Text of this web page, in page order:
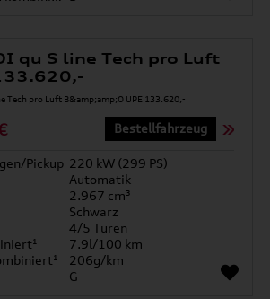
qu S line Tech pro Luft
Bestellfahrzeug
Pickup 220 kW (299 PS)
Automatik
2.967 cm³
Schwarz
4/5 Türen
7.9l/100 km
206g/km
G